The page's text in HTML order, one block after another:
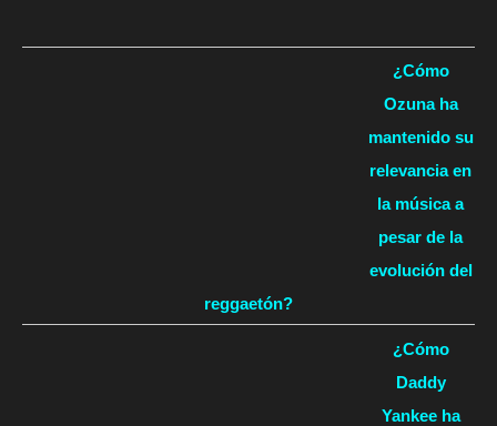
¿Cómo
Ozuna ha
mantenido su
relevancia en
la música a
pesar de la
evolución del
reggaetón?
¿Cómo
Daddy
Yankee ha